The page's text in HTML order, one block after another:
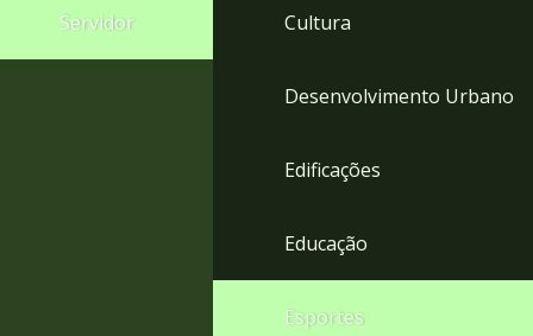
para
Servidor Cultura
Desenvolvimento Urbano
Edificações
Educação
Esportes